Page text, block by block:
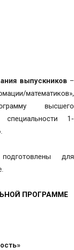
выпускников –
математиков»,
высшего
специальности 1-
для
ПРОГРАММЕ